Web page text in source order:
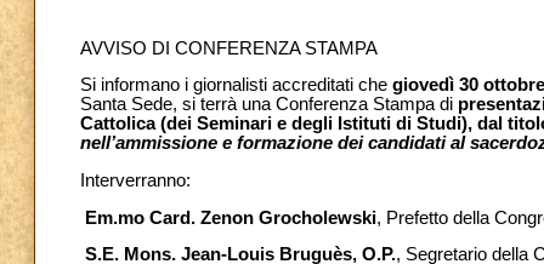
AVVISO DI CONFERENZA STAMPA
Si informano i giornalisti accreditati che giovedì 30
Santa Sede, si terrà una Conferenza Stampa di
Cattolica (dei Seminari e degli Istituti di Studi), dal
nell’ammissione e formazione dei candidati al
Interverranno:
Em.mo Card. Zenon Grocholewski, Prefetto della
S.E. Mons. Jean-Louis Bruguès, O.P., Segretario della